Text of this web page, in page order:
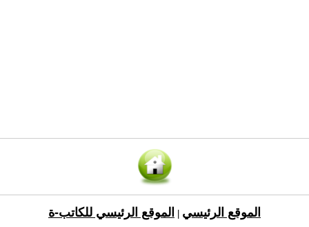
الموقع الرئيسي الموقع الرئيسي للكاتب-ة